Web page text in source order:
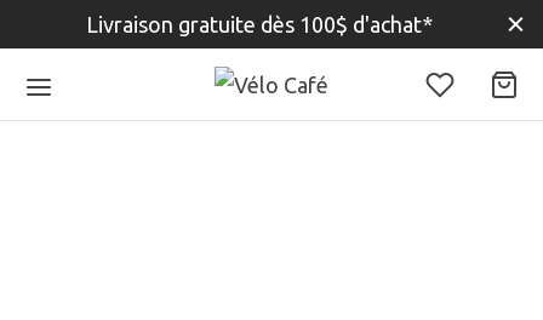
Livraison gratuite dès 100$ d'achat*